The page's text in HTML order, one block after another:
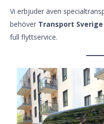
Vi erbjuder även
behöver Transport
full flyttservice.